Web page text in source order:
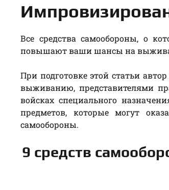
Все средства самообороны, о
повышают ваши шансы на
При подготовке этой статьи
выживанию, представителями
войсках специального
предметов, которые могут
самообороны.
9 средств